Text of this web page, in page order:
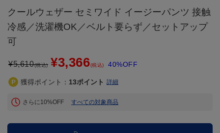
クールウェザー セミワイド イージーパンツ 接触
冷感／洗濯機OK／ベルト要らず／セットアップ
可
¥5,610(税込) ¥3,366(税込) 40%OFF
獲得ポイント： 13ポイント 詳細
さらに10%OFF すべての対象商品